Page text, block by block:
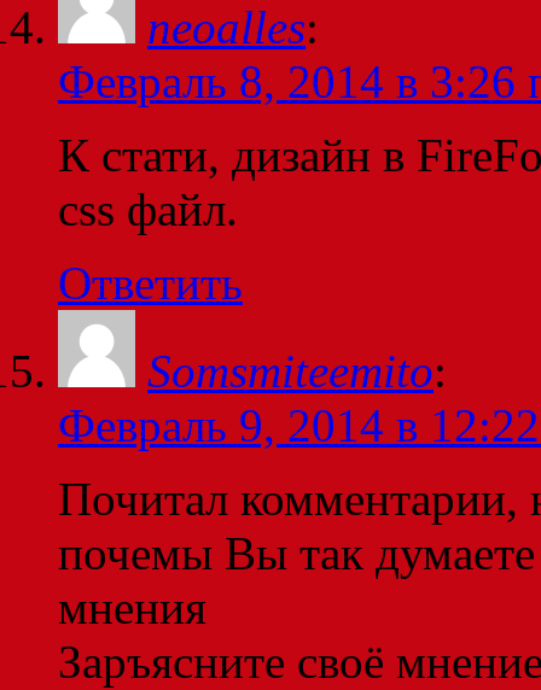
neoalles:
Февраль 8, 2014 в 3:26
К стати, дизайн в
css файл.
Ответить
Somsmiteemito:
Февраль 9, 2014 в
Почитал комментарии,
почемы Вы так
мнения
Заръясните своё